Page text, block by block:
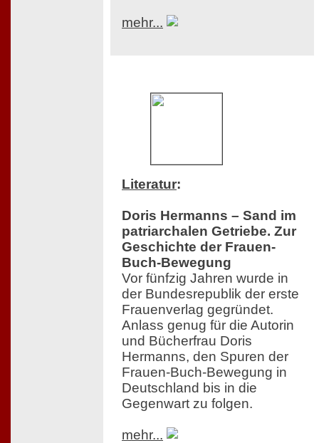
mehr...
Literatur:
Doris Hermanns – Sand im
patriarchalen Getriebe. Zur
Geschichte der Frauen-
Buch-Bewegung
Vor fünfzig Jahren wurde in
der Bundesrepublik der erste
Frauenverlag gegründet.
Anlass genug für die Autorin
und Bücherfrau Doris
Hermanns, den Spuren der
Frauen-Buch-Bewegung in
Deutschland bis in die
Gegenwart zu folgen.
mehr...